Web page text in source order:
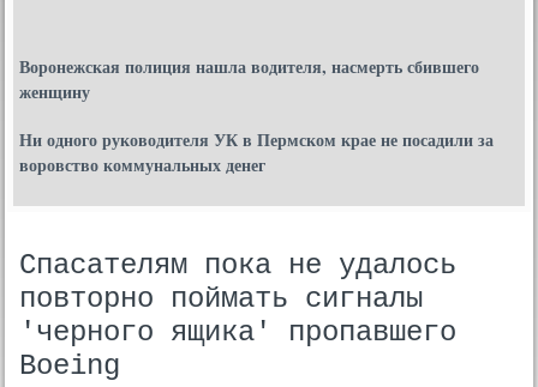
Воронежская полиция нашла водителя, насмерть сбившего
женщину
Ни одного руководителя УК в Пермском крае не посадили за
воровство коммунальных денег
Спасателям пока не удалось
повторно поймать сигналы
'черного ящика' пропавшего
Boeing